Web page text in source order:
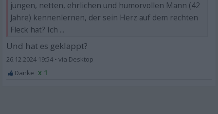
jungen, netten, ehrlichen und humorvollen Mann (42
Jahre) kennenlernen, der sein Herz auf dem rechten
Fleck hat? Ich ...
Und hat es geklappt?
26.12.2024 19:54 •
x 1